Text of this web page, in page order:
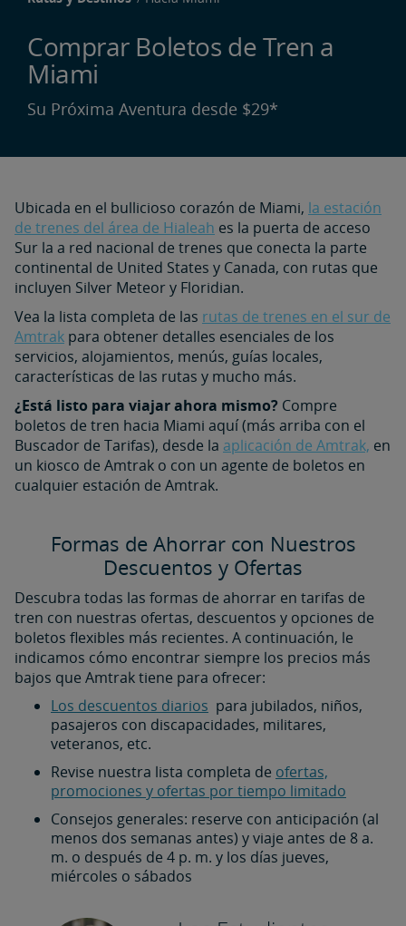
Comprar Boletos de Tren a
Miami
Su Próxima Aventura desde $29*
Ubicada en el bullicioso corazón de Miami, la estación
de trenes del área de Hialeah es la puerta de acceso
Sur la a red nacional de trenes que conecta la parte
continental de United States y Canada, con rutas que
incluyen Silver Meteor y Floridian.
Vea la lista completa de las rutas de trenes en el sur de
Amtrak para obtener detalles esenciales de los
servicios, alojamientos, menús, guías locales,
características de las rutas y mucho más.
¿Está listo para viajar ahora mismo? Compre
boletos de tren hacia Miami aquí (más arriba con el
Buscador de Tarifas), desde la aplicación de Amtrak, en
un kiosco de Amtrak o con un agente de boletos en
cualquier estación de Amtrak.
Formas de Ahorrar con Nuestros
Descuentos y Ofertas
Descubra todas las formas de ahorrar en tarifas de
tren con nuestras ofertas, descuentos y opciones de
boletos flexibles más recientes. A continuación, le
indicamos cómo encontrar siempre los precios más
bajos que Amtrak tiene para ofrecer:
Los descuentos diarios para jubilados, niños,
pasajeros con discapacidades, militares,
veteranos, etc.
Revise nuestra lista completa de ofertas,
promociones y ofertas por tiempo limitado
Consejos generales: reserve con anticipación (al
menos dos semanas antes) y viaje antes de 8 a.
m. o después de 4 p. m. y los días jueves,
miércoles o sábados